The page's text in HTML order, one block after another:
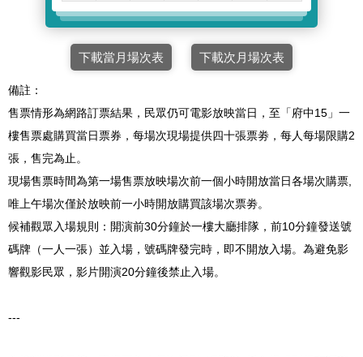
下載當月場次表 下載次月場次表
備註：
售票情形為網路訂票結果，民眾仍可電影放映當日，至「府中15」一
樓售票處購買當日票券，每場次現場提供四十張票劵，每人每場限購2
張，售完為止。
現場售票時間為第一場售票放映場次前一個小時開放當日各場次購票,
唯上午場次僅於放映前一小時開放購買該場次票劵。
候補觀眾入場規則：開演前30分鐘於一樓大廳排隊，前10分鐘發送號
碼牌（一人一張）並入場，號碼牌發完時，即不開放入場。為避免影
響觀影民眾，影片開演20分鐘後禁止入場。
---